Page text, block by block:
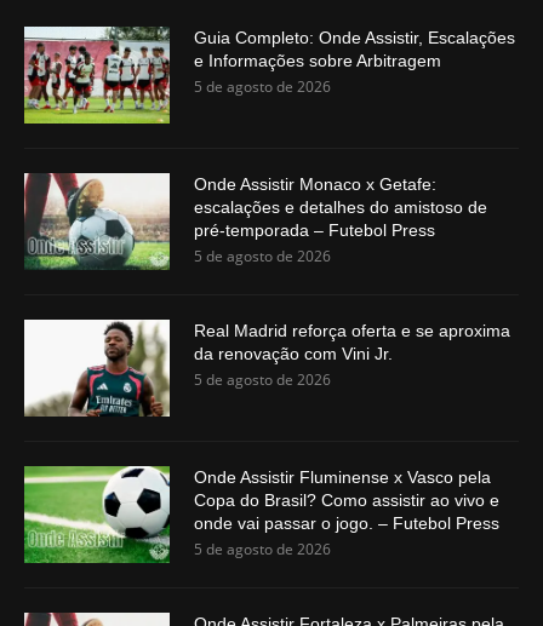
Guia Completo: Onde Assistir, Escalações
e Informações sobre Arbitragem
5 de agosto de 2026
Onde Assistir Monaco x Getafe:
escalações e detalhes do amistoso de
pré-temporada – Futebol Press
5 de agosto de 2026
Real Madrid reforça oferta e se aproxima
da renovação com Vini Jr.
5 de agosto de 2026
Onde Assistir Fluminense x Vasco pela
Copa do Brasil? Como assistir ao vivo e
onde vai passar o jogo. – Futebol Press
5 de agosto de 2026